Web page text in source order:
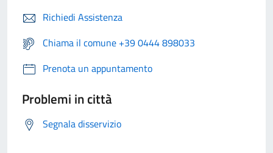
Richiedi Assistenza
Chiama il comune +39 0444 898033
Prenota un appuntamento
Problemi in città
Segnala disservizio